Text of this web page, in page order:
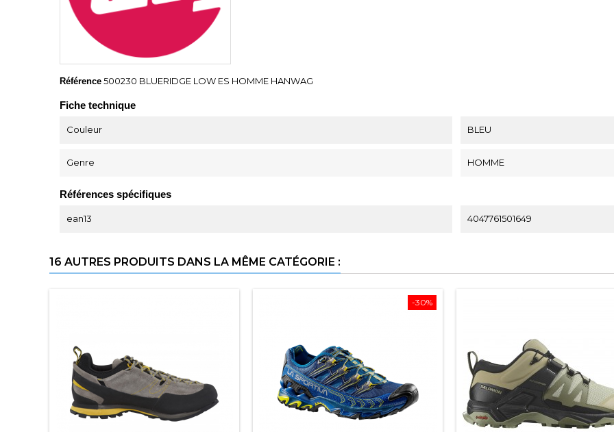
Référence 500230 BLUERIDGE LOW ES HOMME HANWAG
Fiche technique
Couleur BLEU
Genre HOMME
Références spécifiques
ean13 4047761501649
16 AUTRES PRODUITS DANS LA MÊME CATÉGORIE :
-30%